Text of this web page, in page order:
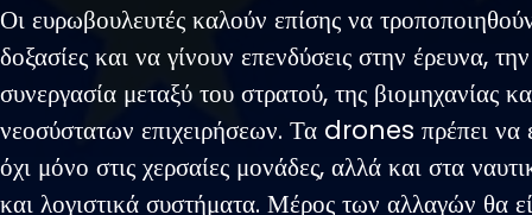
Οι ευρωβουλευτές καλούν επίσης να
δοξασίες και να γίνουν επενδύσεις στην έρευνα,
συνεργασία μεταξύ του στρατού, της βιομηχανίας
νεοσύστατων επιχειρήσεων. Τα drones πρέπει
όχι μόνο στις χερσαίες μονάδες, αλλά και στα
και λογιστικά συστήματα. Μέρος των αλλαγών θα